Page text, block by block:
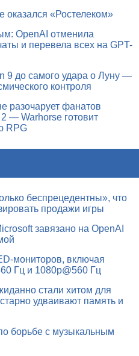
оказался «Ростелеком»
OpenAI отменила
и перевела всех на GPT-
9 до самого удара о Луну —
контроля
разочарует фанатов
— Warhorse готовит
RPG
беспрецедентны», что
продажи игры
завязано на OpenAI
мониторов, включая
Гц и 1080p@560 Гц
стали хитом для
удваивают память и
борьбе с музыкальным